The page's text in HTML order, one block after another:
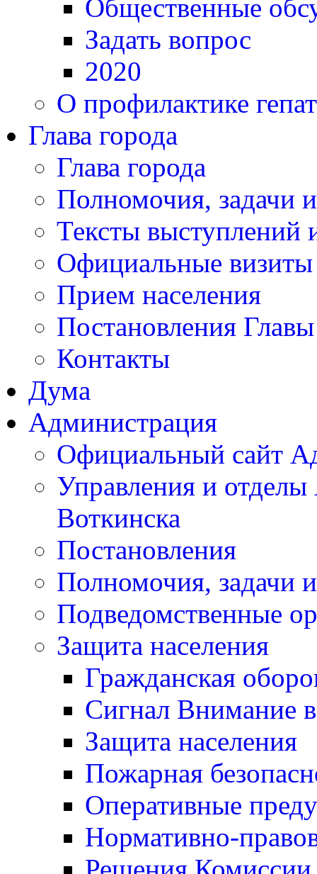
Общественные
Задать вопрос
2020
О профилактике
Глава города
Глава города
Полномочия, задачи
Тексты выступлений
Официальные визиты
Прием населения
Постановления
Контакты
Дума
Администрация
Официальный сайт
Управления и
Воткинска
Постановления
Полномочия, задачи
Подведомственные
Защита населения
Гражданская
Сигнал Внимание
Защита населения
Пожарная
Оперативные
Нормативно-